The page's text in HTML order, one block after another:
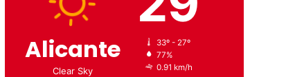
Alicante
Clear Sky
33º - 27º
77%
0.91 km/h